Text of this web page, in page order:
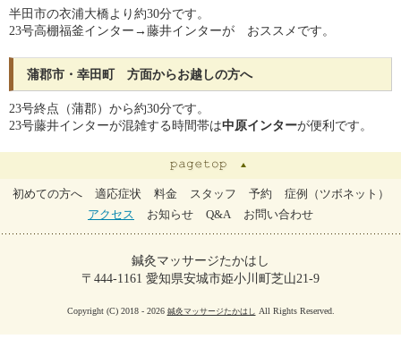
半田市の衣浦大橋より約30分です。
23号高棚福釜インター→藤井インターが おススメです。
蒲郡市・幸田町 方面からお越しの方へ
23号終点（蒲郡）から約30分です。
23号藤井インターが混雑する時間帯は中原インターが便利です。
初めての方へ 適応症状 料金 スタッフ 予約
症例（ツボネット）
アクセス
お知らせ Q&A お問い合わせ
鍼灸マッサージたかはし
〒444-1161 愛知県安城市姫小川町芝山21-9
Copyright (C) 2018 - 2026 鍼灸マッサージたかはし All Rights Reserved.